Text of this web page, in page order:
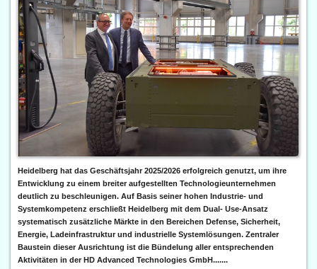
Heidelberg hat das Geschäftsjahr 2025/2026 erfolgreich genutzt, um ihre
Entwicklung zu einem breiter aufgestellten Technologieunternehmen
deutlich zu beschleunigen. Auf Basis seiner hohen Industrie- und
Systemkompetenz erschließt Heidelberg mit dem Dual- Use-Ansatz
systematisch zusätzliche Märkte in den Bereichen Defense, Sicherheit,
Energie, Ladeinfrastruktur und industrielle Systemlösungen. Zentraler
Baustein dieser Ausrichtung ist die Bündelung aller entsprechenden
Aktivitäten in der HD Advanced Technologies GmbH.......